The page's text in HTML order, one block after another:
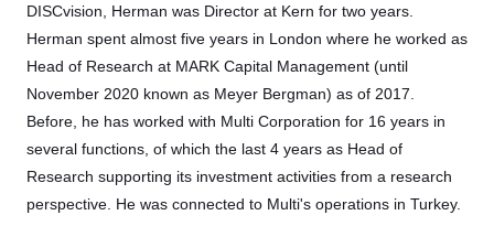
DISCvision, Herman was Director at Kern for two years.
Herman spent almost five years in London where he worked as
Head of Research at MARK Capital Management (until
November 2020 known as Meyer Bergman) as of 2017.
Before, he has worked with Multi Corporation for 16 years in
several functions, of which the last 4 years as Head of
Research supporting its investment activities from a research
perspective. He was connected to Multi's operations in Turkey.